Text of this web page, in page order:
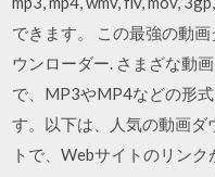
できます。 この最強の動
ウンローダー. さまざな動
で、MP3やMP4などの形
す。以下は、人気の動画ダ
トで、Webサイトのリンク